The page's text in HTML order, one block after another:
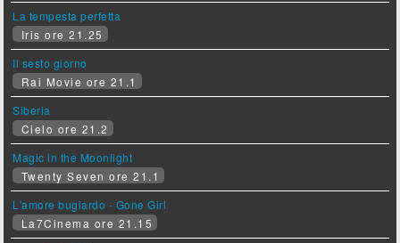
La tempesta perfetta
Iris ore 21.25
Il sesto giorno
Rai Movie ore 21.1
Siberia
Cielo ore 21.2
Magic in the Moonlight
Twenty Seven ore 21.1
L'amore bugiardo - Gone Girl
La7Cinema ore 21.15